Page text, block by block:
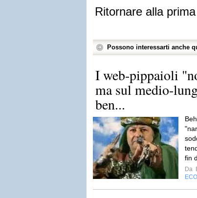
Ritornare alla
Possono interessarti anche
I web-pippaioli
ma sul medio-
ben...
fin
Da